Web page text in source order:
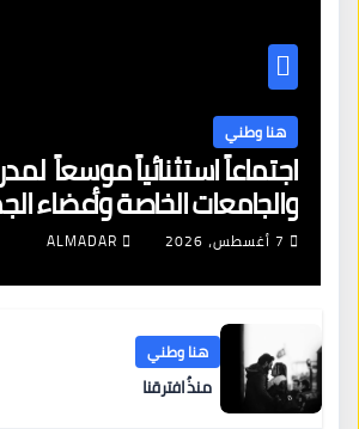
هنا وطني
اجتماعاً استثنائياً موسعاً
والجامعات الخاصة وأعضاء
العمومية للنقابة العامة
التعليم والتدريب الخاص في
7 أغسطس، 2026 ALMADAR
هنا وطني
منذُ افترقنا